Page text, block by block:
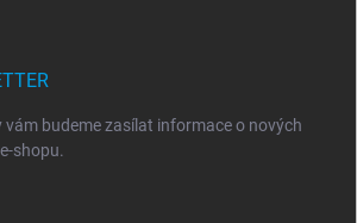
vám budeme zasílat informace o nových
shopu.